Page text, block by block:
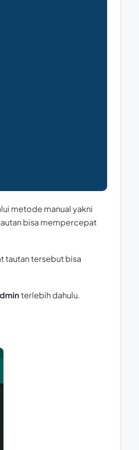
metode manual yakni
bisa mempercepat
tautan tersebut bisa
terlebih dahulu.